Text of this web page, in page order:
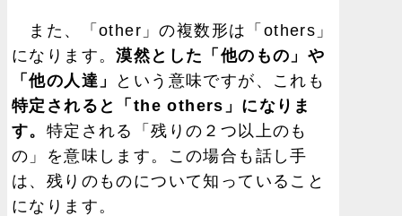
また、「other」の複数形は「others」
になります。漠然とした「他のもの」や
「他の人達」
という意味ですが、これも
特定されると「the others」になりま
す。 特定される「残りの２つ以上のも
の」を意味します。この場合も話し手
は、残りのものについて知っていること
になります。